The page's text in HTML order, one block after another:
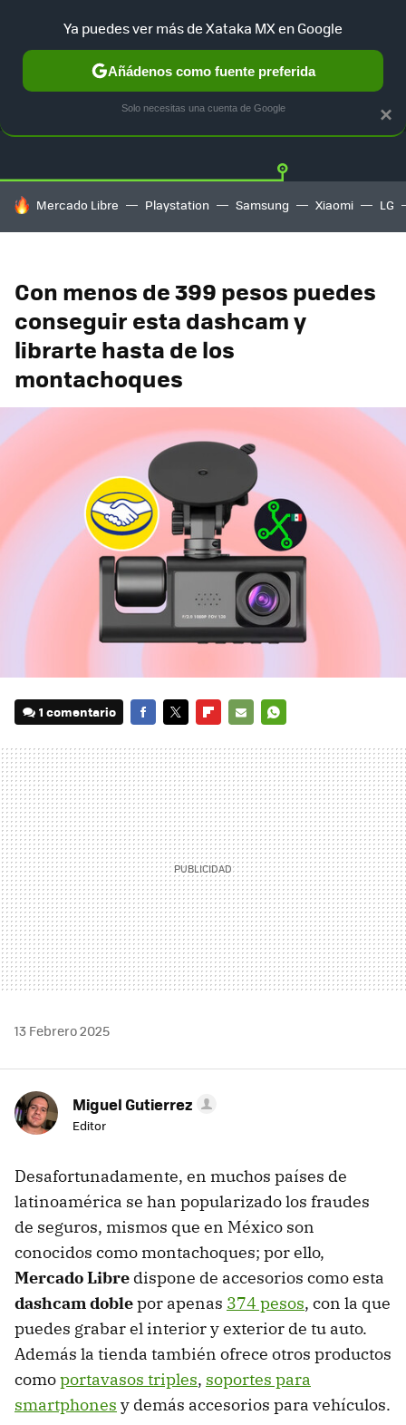
GUÍA DE COMPRAS MERCADO LIBRE
HOY SE HABLA DE
Mercado Libre Playstation Samsung Xiaomi LG
Con menos de 399 pesos puedes
conseguir esta dashcam y
librarte hasta de los
montachoques
1 comentario
MAIL
13 Febrero 2025
Miguel Gutierrez
Editor
Desafortunadamente, en muchos países de
latinoamérica se han popularizado los fraudes
de seguros, mismos que en México son
conocidos como montachoques; por ello,
Mercado Libre dispone de accesorios como esta
dashcam doblepor apenas 374 pesos, con la que
puedes grabar el interior y exterior de tu auto.
Además la tienda también ofrece otros productos
comoportavasos triples, soportes para
smartphones y demás accesorios para vehículos.
×
Ya puedes ver más de Xataka MX en Google
Añádenos como fuente preferida
Solo necesitas una cuenta de Google